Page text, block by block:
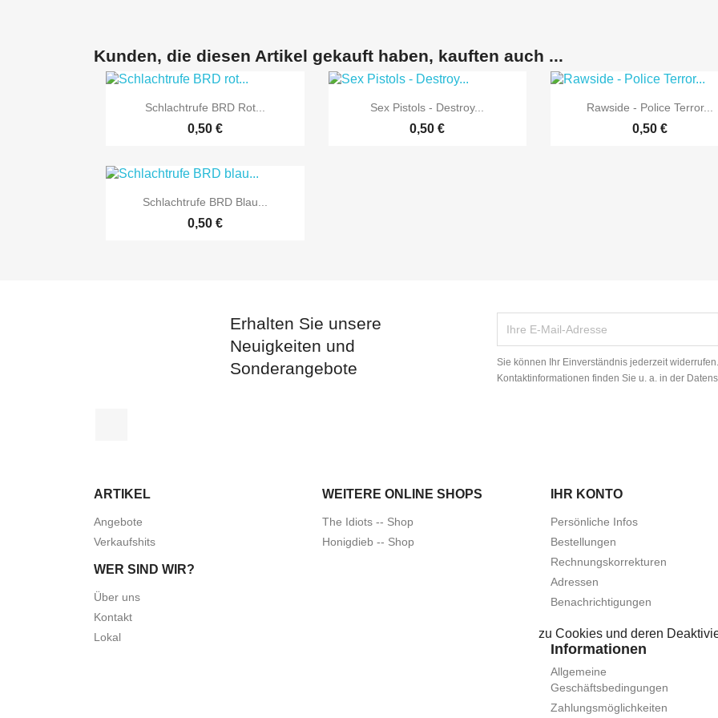
Kunden, die diesen Artikel gekauft haben, kauften auch ...
 Vorschau
Schlachtrufe BRD Rot...
0,50 €
 Vorschau
Sex Pistols - Destroy...
0,50 €
 Vorschau
Rawside - Police Terror...
0,50 €
 Vorschau
Schlachtrufe BRD Blau...
0,50 €
Erhalten Sie unsere
Neuigkeiten und
Sonderangebote
Sie können Ihr Einverständnis jederzeit
Kontaktinformationen finden Sie u. a. in der
ARTIKEL
Angebote
Verkaufshits
WEITERE ONLINE SHOPS
The Idiots -- Shop
Honigdieb -- Shop
WER SIND WIR?
Über uns
Kontakt
Lokal
IHR KONTO
Persönliche Infos
Bestellungen
Rechnungskorrekturen
Adressen
Benachrichtigungen
zu Cookies und deren
Informationen
Allgemeine
Geschäftsbedingungen
Zahlungsmöglichkeiten